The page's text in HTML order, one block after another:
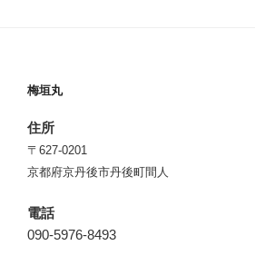
梅垣丸
住所
〒627-0201
京都府京丹後市丹後町間人
電話
090-5976-8493